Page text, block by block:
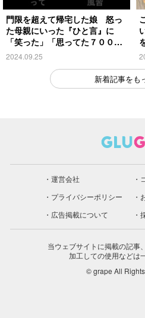
門限を超えて帰宅した娘 怒っ
た母親にいった『ひと言』に
「笑った」「思ってた７００倍
特殊」
2024.09.25
新着記事をも
運営会社
プライバシーポリシー
広告掲載について
当ウェブサイトに掲載の記事
加工しての使用などは
© grape All